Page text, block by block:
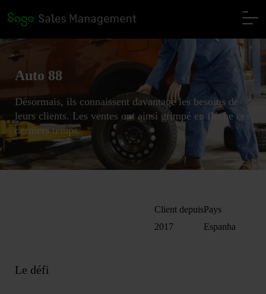
Auto 88
Désormais, ils connaissent davantage les besoins de
leurs clients. Les ventes ont ainsi grimpé en flèche ces
derniers temps.
Client depuis
2017
Pays
Espanha
Le défi